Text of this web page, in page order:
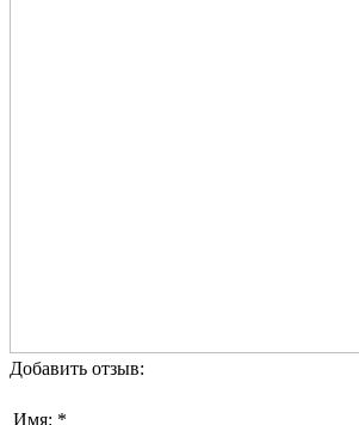
Добавить отзыв:
Имя: *